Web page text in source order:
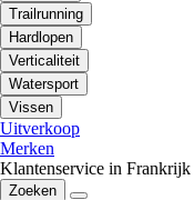
Trailrunning
Hardlopen
Verticaliteit
Watersport
Vissen
Uitverkoop
Merken
Klantenservice in Frankrijk
Zoeken